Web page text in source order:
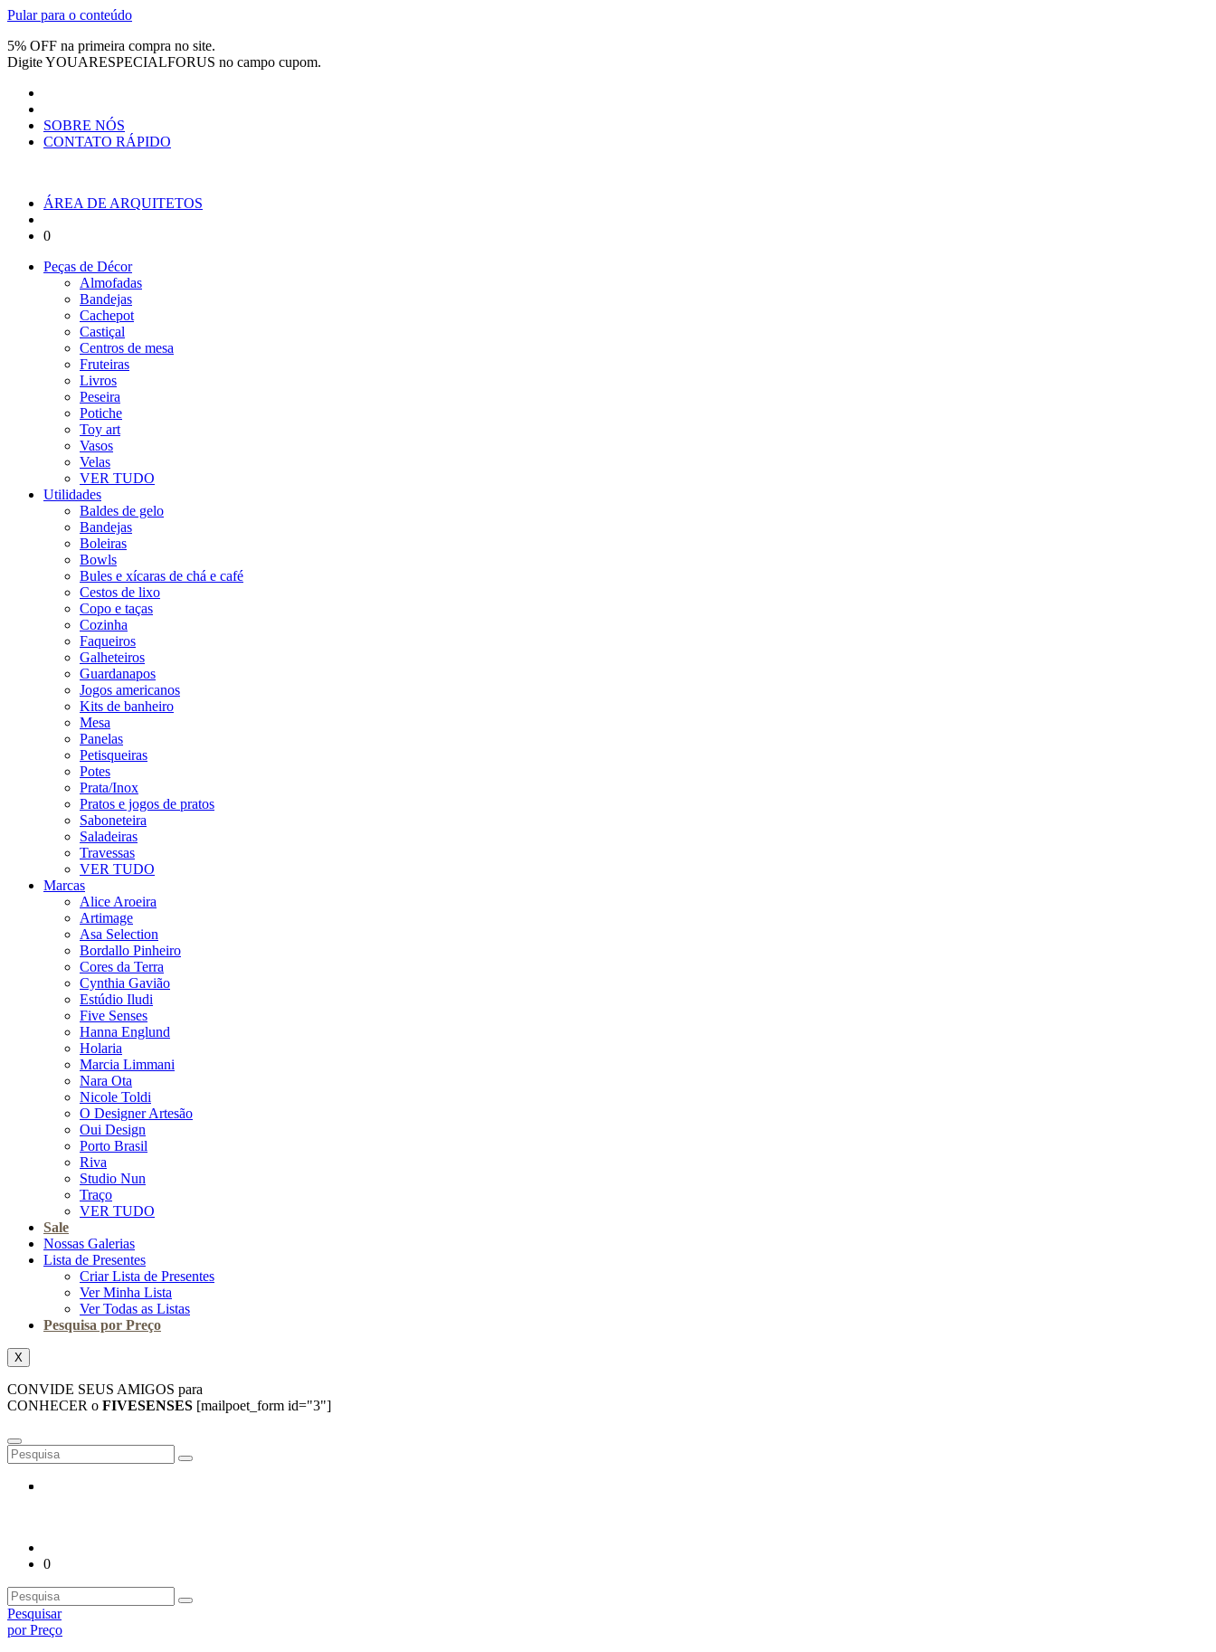
Pular para o conteúdo
5% OFF na primeira compra no site.
DigiteYOUARESPECIALFORUS no campo cupom.
SOBRE NÓS
CONTATO RÁPIDO
ÁREA DE ARQUITETOS
0
Peças de Décor
Almofadas
Bandejas
Cachepot
Castiçal
Centros de mesa
Fruteiras
Livros
Peseira
Potiche
Toy art
Vasos
Velas
VER TUDO
Utilidades
Baldes de gelo
Bandejas
Boleiras
Bowls
Bules e xícaras de chá e café
Cestos de lixo
Copo e taças
Cozinha
Faqueiros
Galheteiros
Guardanapos
Jogos americanos
Kits de banheiro
Mesa
Panelas
Petisqueiras
Potes
Prata/Inox
Pratos e jogos de pratos
Saboneteira
Saladeiras
Travessas
VER TUDO
Marcas
Alice Aroeira
Artimage
Asa Selection
Bordallo Pinheiro
Cores da Terra
Cynthia Gavião
Estúdio Iludi
Five Senses
Hanna Englund
Holaria
Marcia Limmani
Nara Ota
Nicole Toldi
O Designer Artesão
Oui Design
Porto Brasil
Riva
Studio Nun
Traço
VER TUDO
Sale
Nossas Galerias
Lista de Presentes
Criar Lista de Presentes
Ver Minha Lista
Ver Todas as Listas
Pesquisa por Preço
X
CONVIDE SEUS AMIGOS para
CONHECER o FIVESENSES [mailpoet_form id="3"]
0
Pesquisar
por Preço